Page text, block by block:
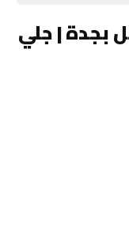
| جلي